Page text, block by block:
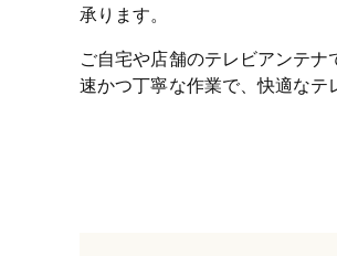
承ります。
ご自宅や店舗のテレビアンテ
速かつ丁寧な作業で、快適なテ